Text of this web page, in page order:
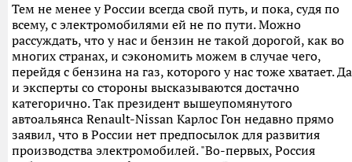
Тем не менее у России всегда свой путь, и пока, судя по
всему, с электромобилями ей не по пути. Можно
рассуждать, что у нас и бензин не такой дорогой, как во
многих странах, и сэкономить можем в случае чего,
перейдя с бензина на газ, которого у нас тоже хватает. Да
и эксперты со стороны высказываются достачно
категорично. Так президент вышеупомянутого
автоальянса Renault-Nissan Карлос Гон недавно прямо
заявил, что в России нет предпосылок для развития
производства электромобилей. "Во-первых, Россия